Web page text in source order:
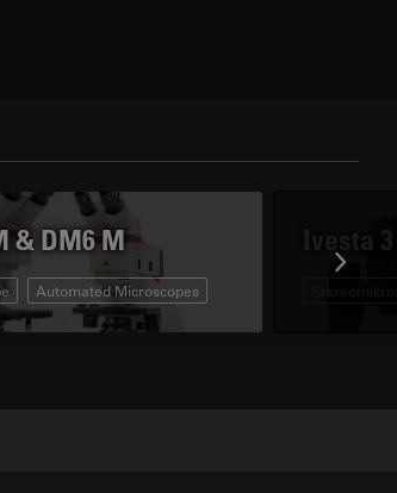
& DM6 M
Automated Microscopes
Ivesta 3